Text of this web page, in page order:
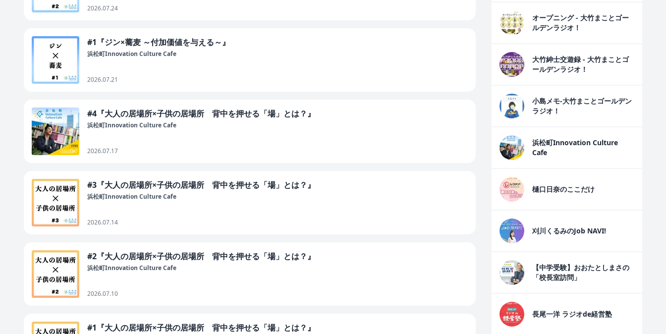
2026.07.24
#1『ジン×蕎麦 ～付加価値を与える～』
浜松町Innovation Culture Cafe
2026.07.21
#4『大人の居場所×子供の居場所 背中を押せる「場」とは？』
浜松町Innovation Culture Cafe
2026.07.17
#3『大人の居場所×子供の居場所 背中を押せる「場」とは？』
浜松町Innovation Culture Cafe
2026.07.14
#2『大人の居場所×子供の居場所 背中を押せる「場」とは？』
浜松町Innovation Culture Cafe
2026.07.10
#1『大人の居場所×子供の居場所 背中を押せる「場」とは？』
オープニング - 大竹まことゴー
ルデンラジオ！
大竹紳士交遊録 - 大竹まことゴ
ールデンラジオ！
小島メモ-大竹まことゴールデン
ラジオ！
浜松町Innovation Culture
Cafe
樋口日奈のここだけ
刈川くるみのJob NAVI!
【中学受験】おおたとしまさの
「校長室訪問」
長尾一洋 ラジオde経営塾